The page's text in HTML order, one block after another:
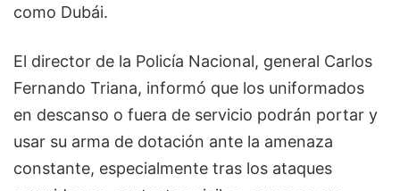
como Dubái.
El director de la Policía Nacional, general Carlos
Fernando Triana, informó que los uniformados
en descanso o fuera de servicio podrán portar y
usar su arma de dotación ante la amenaza
constante, especialmente tras los ataques